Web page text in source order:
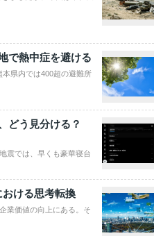
で熱中症を避ける
県内では400超の避難所
どう見分ける？
震では、早くも豪華寝台
ける思考転換
業価値の向上にある。そ